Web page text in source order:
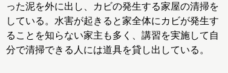
った泥を外に出し、カビの発生する家屋の清掃を
している。水害が起きると家全体にカビが発生す
ることを知らない家主も多く、講習を実施して自
分で清掃できる人には道具を貸し出している。